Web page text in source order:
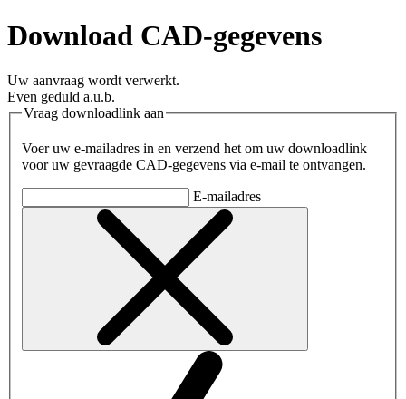
Download CAD-gegevens
Uw aanvraag wordt verwerkt.
Even geduld a.u.b.
Vraag downloadlink aan
Voer uw e-mailadres in en verzend het om uw downloadlink
voor uw gevraagde CAD-gegevens via e-mail te ontvangen.
E-mailadres